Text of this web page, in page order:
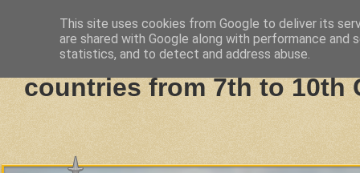
Slavic Hillforts and
countries from 7th to 10th
This site uses cookies from Google to deliver its
are shared with Google along with performance
statistics, and to detect and address abuse.